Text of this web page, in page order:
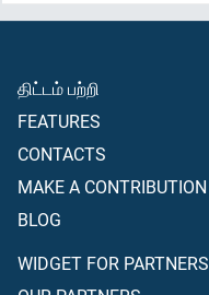
திட்டம் பற்றி
FEATURES
CONTACTS
MAKE A CONTRIBUTION
BLOG
WIDGET FOR PARTNERS